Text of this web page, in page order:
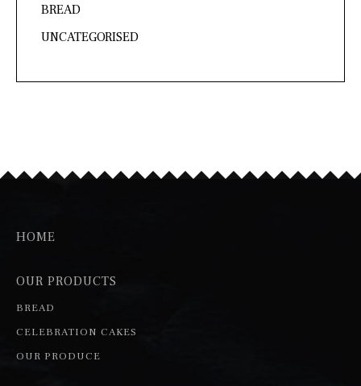
BREAD
UNCATEGORISED
HOME
OUR PRODUCTS
BREAD
CELEBRATION CAKES
OUR PRODUCE